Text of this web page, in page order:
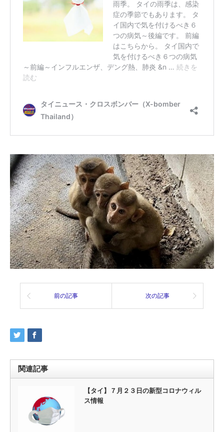
前の記事 次の記事
関連記事
【タイ】７月２３日の新型コロナウィル
ス情報